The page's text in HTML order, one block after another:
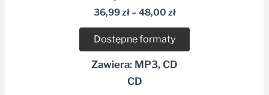
Dostępne formaty
Zawiera: MP3, CD
CD
Dodaj do listy życzeń